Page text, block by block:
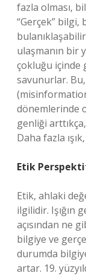
fazla olması,
“Gerçek” bilgi,
ulaşmanın bir
çokluğu içinde
savunurlar. Bu,
dönemlerinde
genliği
Daha fazla
Etik
Etik, ahlaki
ilgilidir. Işığın
açısından ne
bilgiye ve
durumda
artar. 19.